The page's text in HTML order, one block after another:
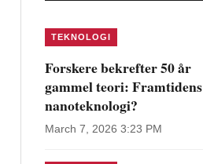
TEKNOLOGI
Forskere bekrefter 50 år
gammel teori: Framtidens
nanoteknologi?
March 7, 2026 3:23 PM